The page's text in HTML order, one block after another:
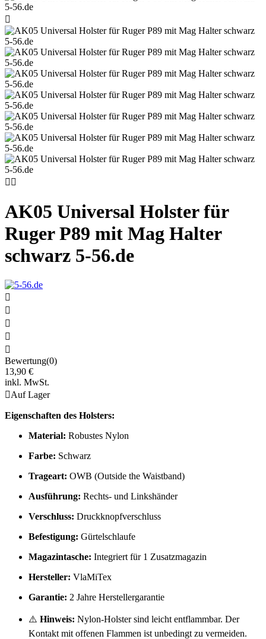

 
AK05 Universal Holster für
Ruger P89 mit Mag Halter
schwarz 5-56.de





Bewertung(0)
13,90 €
inkl. MwSt.
Auf Lager
Eigenschaften des Holsters:
Material: Robustes Nylon
Farbe: Schwarz
Trageart: OWB (Outside the Waistband)
Ausführung: Rechts- und Linkshänder
Verschluss: Druckknopfverschluss
Befestigung: Gürtelschlaufe
Magazintasche: Integriert für 1 Zusatzmagazin
Hersteller: VlaMiTex
Garantie: 2 Jahre Herstellergarantie
⚠️ Hinweis: Nylon-Holster sind leicht entflammbar. Der
Kontakt mit offenen Flammen ist unbedingt zu vermeiden.